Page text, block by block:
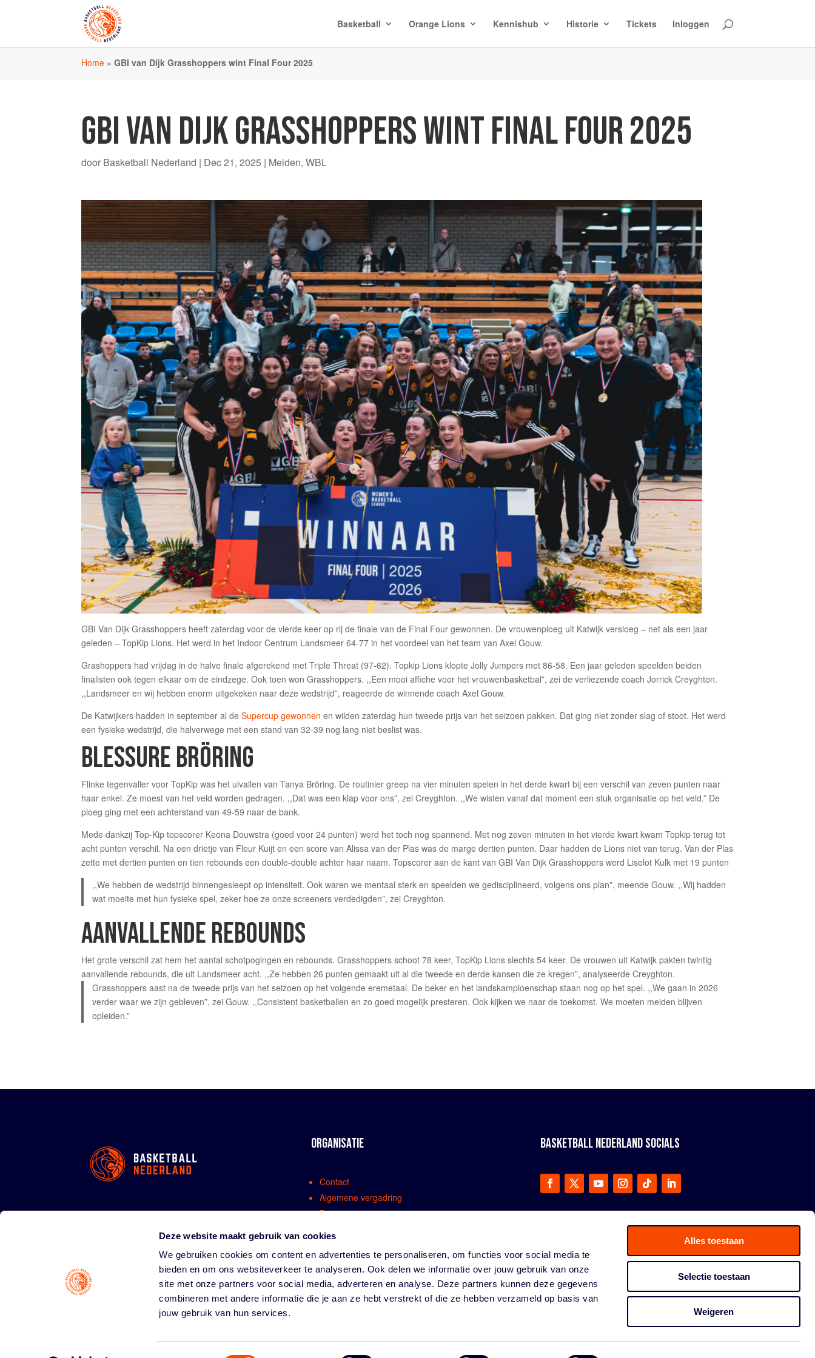
Deze website maakt gebruik van cookies
We gebruiken cookies om content en advertenties te personaliseren, om functies voor social media te
bieden en om ons websiteverkeer te analyseren. Ook delen we informatie over jouw gebruik van onze
site met onze partners voor social media, adverteren en analyse. Deze partners kunnen deze gegevens
combineren met andere informatie die je aan ze hebt verstrekt of die ze hebben verzameld op basis van
jouw gebruik van hun services.
Alles toestaan
Selectie toestaan
Weigeren
Basketball Orange Lions Kennishub Historie Tickets Inloggen
Home »GBI van Dijk Grasshoppers wint Final Four 2025
GBI VAN DIJK GRASSHOPPERS WINT FINAL FOUR 2025
door Basketball Nederland | Dec 21, 2025 | Meiden,WBL
GBI Van Dijk Grasshoppers heeft zaterdag voor de vierde keer op rij de finale van de Final Four gewonnen. De vrouwenploeg uit Katwijk versloeg – net als een jaar
geleden – TopKip Lions. Het werd in het Indoor Centrum Landsmeer 64-77 in het voordeel van het team van Axel Gouw.
Grashoppers had vrijdag in de halve finale afgerekend met Triple Threat (97-62). Topkip Lions klopte Jolly Jumpers met 86-58. Een jaar geleden speelden beiden
finalisten ook tegen elkaar om de eindzege. Ook toen won Grasshoppers. ,,Een mooi affiche voor het vrouwenbasketbal”, zei de verliezende coach Jorrick Creyghton.
,,Landsmeer en wij hebben enorm uitgekeken naar deze wedstrijd”, reageerde de winnende coach Axel Gouw.
De Katwijkers hadden in september al deSupercup gewonnen en wilden zaterdag hun tweede prijs van het seizoen pakken. Dat ging niet zonder slag of stoot. Het werd
een fysieke wedstrijd, die halverwege met een stand van 32-39 nog lang niet beslist was.
BLESSURE BRÖRING
Flinke tegenvaller voor TopKip was het uivallen van Tanya Bröring. De routinier greep na vier minuten spelen in het derde kwart bij een verschil van zeven punten naar
haar enkel. Ze moest van het veld worden gedragen. ,,Dat was een klap voor ons”, zei Creyghton. ,,We wisten vanaf dat moment een stuk organisatie op het veld.” De
ploeg ging met een achterstand van 49-59 naar de bank.
Mede dankzij Top-Kip topscorer Keona Douwstra (goed voor 24 punten) werd het toch nog spannend. Met nog zeven minuten in het vierde kwart kwam Topkip terug tot
acht punten verschil. Na een drietje van Fleur Kuijt en een score van Alissa van der Plas was de marge dertien punten. Daar hadden de Lions niet van terug. Van der Plas
zette met dertien punten en tien rebounds een double-double achter haar naam. Topscorer aan de kant van GBI Van Dijk Grasshoppers werd Liselot Kulk met 19 punten
,,We hebben de wedstrijd binnengesleept op intensiteit. Ook waren we mentaal sterk en speelden we gedisciplineerd, volgens ons plan”, meende Gouw. ,,Wij hadden
wat moeite met hun fysieke spel, zeker hoe ze onze screeners verdedigden”, zei Creyghton.
AANVALLENDE REBOUNDS
Het grote verschil zat hem het aantal schotpogingen en rebounds. Grasshoppers schoot 78 keer, TopKip Lions slechts 54 keer. De vrouwen uit Katwijk pakten twintig
aanvallende rebounds, die uit Landsmeer acht. ,,Ze hebben 26 punten gemaakt uit al die tweede en derde kansen die ze kregen”, analyseerde Creyghton.
Grasshoppers aast na de tweede prijs van het seizoen op het volgende eremetaal. De beker en het landskampioenschap staan nog op het spel. ,,We gaan in 2026
verder waar we zijn gebleven”, zei Gouw. ,,Consistent basketballen en zo goed mogelijk presteren. Ook kijken we naar de toekomst. We moeten meiden blijven
opleiden.”
ORGANISATIE
Contact
Algemene vergadring
Bestuur
Bondsreglementen
Klachtenregeling
Partners
Vacatures
BASKETBALL NEDERLAND SOCIALS